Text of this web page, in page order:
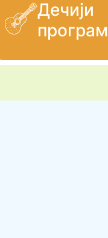
Дечији
програм